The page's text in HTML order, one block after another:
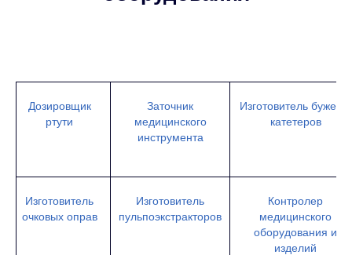
Дозировщик
ртути
Заточник
медицинского
инструмента
Изготовитель бужей и
катетеров
Изготовитель
очковых оправ
Изготовитель
пульпоэкстракторов
Контролер
медицинского
оборудования и
изделий